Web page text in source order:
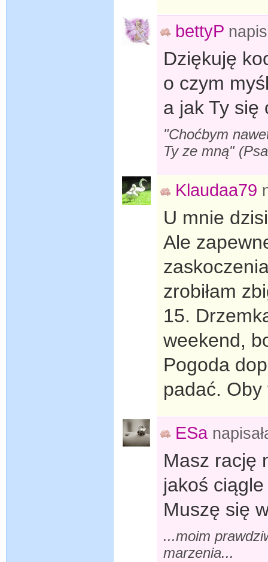
bettyP
Dziękuję
o czym
a jak Ty się
"Choćbym
Ty ze mną"
Klaudaa79
U mnie
Ale
zrobiłam
15.
weekend,
Pogoda
padać. Oby
ESa
Masz rację
jakoś
Muszę się
...moim
marzenia...